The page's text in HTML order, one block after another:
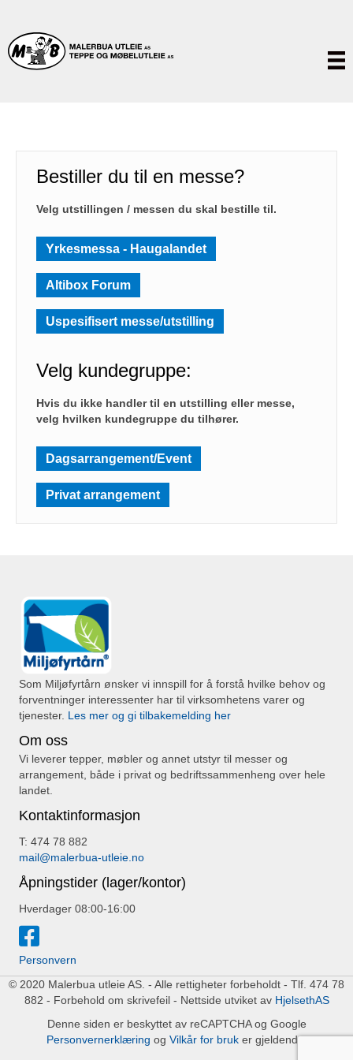
Bestiller du til en messe?
Velg utstillingen / messen du skal bestille til.
Yrkesmessa - Haugalandet
Altibox Forum
Uspesifisert messe/utstilling
Velg kundegruppe:
Hvis du ikke handler til en utstilling eller messe,
velg hvilken kundegruppe du tilhører.
Dagsarrangement/Event
Privat arrangement
Som Miljøfyrtårn ønsker vi innspill for å forstå hvilke behov og
forventninger interessenter har til virksomhetens varer og
tjenester. Les mer og gi tilbakemelding her
Om oss
Vi leverer tepper, møbler og annet utstyr til messer og
arrangement, både i privat og bedriftssammenheng over hele
landet.
Kontaktinformasjon
T: 474 78 882
mail@malerbua-utleie.no
Åpningstider (lager/kontor)
Hverdager 08:00-16:00
Personvern
© 2020 Malerbua utleie AS. - Alle rettigheter forbeholdt - Tlf. 474 78
882 - Forbehold om skrivefeil - Nettside utviket av HjelsethAS
Denne siden er beskyttet av reCAPTCHA og Google
Personvernerklæring og Vilkår for bruker gjeldende.